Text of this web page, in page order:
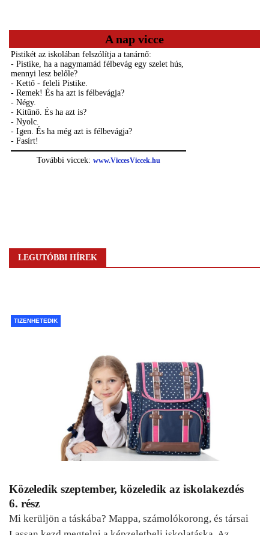
A nap vicce
LEGUTÓBBI HÍREK
TIZENHETEDIK
Közeledik szeptember, közeledik az iskolakezdés
6. rész
Mi kerüljön a táskába? Mappa, számolókorong, és társai